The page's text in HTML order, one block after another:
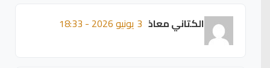
الكتاني معاذ 3 يونيو 2026 - 18:33